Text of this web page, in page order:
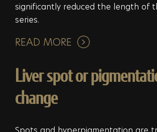
significantly reduced the length of
series.
READ MORE
Liver spot or
change